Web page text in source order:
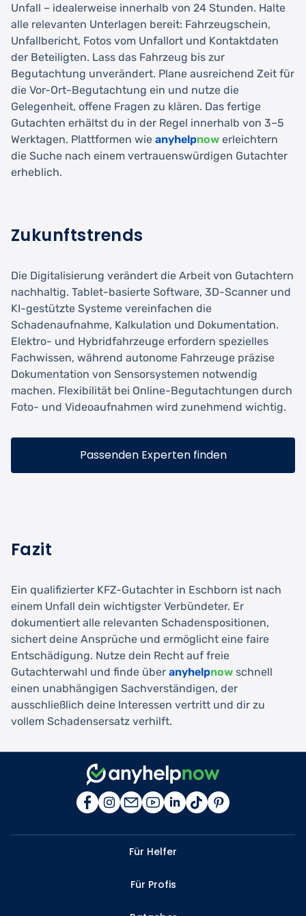
Unfall – idealerweise innerhalb von 24 Stunden. Halte
alle relevanten Unterlagen bereit: Fahrzeugschein,
Unfallbericht, Fotos vom Unfallort und Kontaktdaten
der Beteiligten. Lass das Fahrzeug bis zur
Begutachtung unverändert. Plane ausreichend Zeit für
die Vor-Ort-Begutachtung ein und nutze die
Gelegenheit, offene Fragen zu klären. Das fertige
Gutachten erhältst du in der Regel innerhalb von 3–5
Werktagen. Plattformen wie anyhelpnow erleichtern
die Suche nach einem vertrauenswürdigen Gutachter
erheblich.
Zukunftstrends
Die Digitalisierung verändert die Arbeit von Gutachtern
nachhaltig. Tablet-basierte Software, 3D-Scanner und
KI-gestützte Systeme vereinfachen die
Schadenaufnahme, Kalkulation und Dokumentation.
Elektro- und Hybridfahrzeuge erfordern spezielles
Fachwissen, während autonome Fahrzeuge präzise
Dokumentation von Sensorsystemen notwendig
machen. Flexibilität bei Online-Begutachtungen durch
Foto- und Videoaufnahmen wird zunehmend wichtig.
Passenden Experten finden
Fazit
Ein qualifizierter KFZ-Gutachter in Eschborn ist nach
einem Unfall dein wichtigster Verbündeter. Er
dokumentiert alle relevanten Schadenspositionen,
sichert deine Ansprüche und ermöglicht eine faire
Entschädigung. Nutze dein Recht auf freie
Gutachterwahl und finde über anyhelpnow schnell
einen unabhängigen Sachverständigen, der
ausschließlich deine Interessen vertritt und dir zu
vollem Schadensersatz verhilft.
Für Helfer
Für Profis